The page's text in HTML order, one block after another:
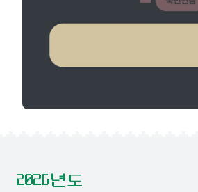
2026년도